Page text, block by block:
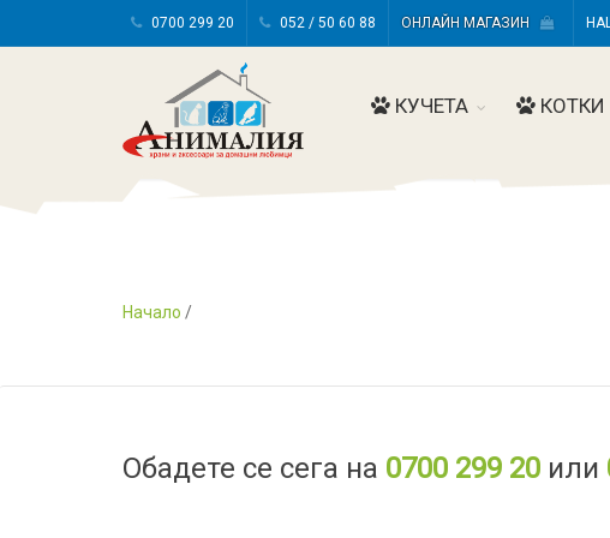
0700 299 20 052 / 50 60 88 ОНЛАЙН МАГАЗИН
КУЧЕТА КОТКИ
Начало /
Обадете се сега на 0700 299 20или